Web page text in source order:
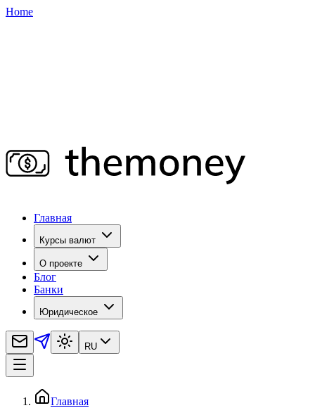
Home
Главная
Курсы валют
О проекте
Блог
Банки
Юридическое
RU
Главная